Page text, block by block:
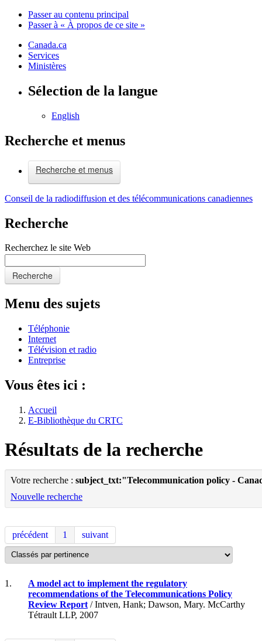
Passer au contenu principal
Passer à « À propos de ce site »
Canada.ca
Services
Ministères
Sélection de la langue
English
Recherche et menus
Recherche et menus
Conseil de la radiodiffusion et des télécommunications canadiennes
Recherche
Recherchez le site Web
Recherche
Menu des sujets
Téléphonie
Internet
Télévision et radio
Entreprise
Vous êtes ici :
Accueil
E-Bibliothèque du CRTC
Résultats de la recherche
Votre recherche : subject_txt:"Telecommunication policy -
Nouvelle recherche
précédent 1 suivant
1.
A model act to implement the regulatory
recommendations of the Telecommunications Policy
Review Report / Intven, Hank; Dawson, Mary. McCarthy
Tétrault LLP, 2007